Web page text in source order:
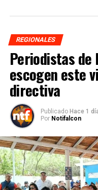
REGIONALES
Periodistas de
escogen este
directiva
Publicado Hace 1
Por Notifalcon